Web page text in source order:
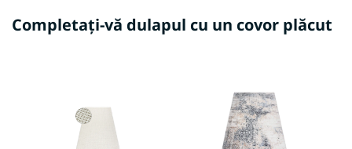
Completați-vă dulapul cu un covor plăcut